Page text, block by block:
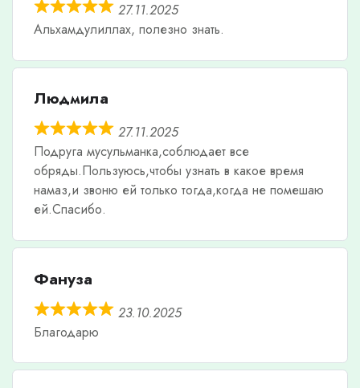
27.11.2025
Альхамдулиллах, полезно знать.
Людмила
27.11.2025
Подруга мусульманка,соблюдает все
обряды.Пользуюсь,чтобы узнать в какое время
намаз,и звоню ей только тогда,когда не помешаю
ей.Спасибо.
Фануза
23.10.2025
Благодарю